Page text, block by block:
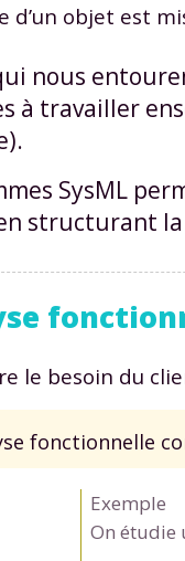
d’un objet est
nous
à travailler
SysML
structurant
le besoin du
fonctionnelle
Exemple
On étudie